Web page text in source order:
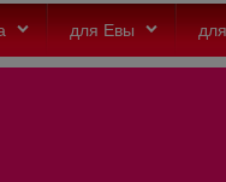
для Евы